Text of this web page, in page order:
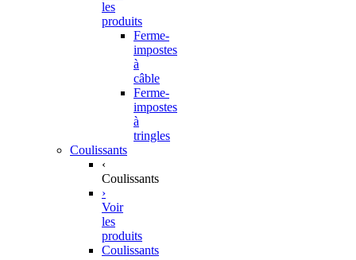
les
produits
Ferme-
impostes
à
câble
Ferme-
impostes
à
tringles
Coulissants
‹
Coulissants
›
Voir
les
produits
Coulissants